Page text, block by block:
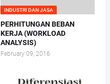
INDUSTRI DAN JASA
PERHITUNGAN BEBAN
KERJA (WORKLOAD
ANALYSIS)
February 09, 2016